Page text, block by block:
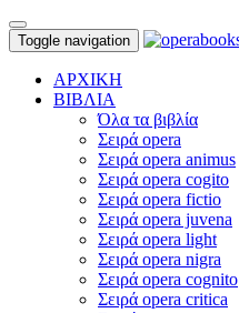
Toggle navigation
ΑΡΧΙΚΗ
ΒΙΒΛΙΑ
Όλα τα βιβλία
Σειρά opera
Σειρά opera animus
Σειρά opera cogito
Σειρά opera fictio
Σειρά opera juvena
Σειρά opera light
Σειρά opera nigra
Σειρά opera cognito
Σειρά opera critica